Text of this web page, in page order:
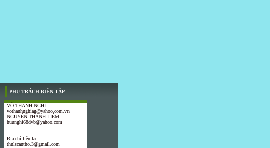
PHỤ TRÁCH BIÊN TẬP
VÕ THANH NGHI
vothanhnghiag@yahoo.com.vn
NGUYỄN THANH LIÊM
huunghi68dvb@yahoo.com
Địa chỉ liên lạc:
thnlscantho.3@gmail.com